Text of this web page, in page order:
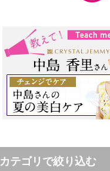
カテゴリで絞り込む